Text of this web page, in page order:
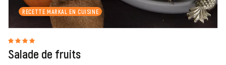
RECETTE MARKAL EN CUISINE
Salade de fruits